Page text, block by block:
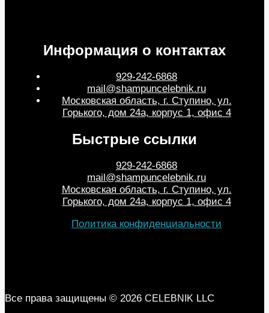
Информация о контактах
929-242-6868
mail@shampuncelebnik.ru
Московская область, г. Ступино, ул.
Горького, дом 24а, корпус 1, офис 4
Быстрые ссылки
929-242-6868
mail@shampuncelebnik.ru
Московская область, г. Ступино, ул.
Горького, дом 24а, корпус 1, офис 4
Политика конфиденциальности
Все права защищены © 2026 CELEBNIK LLC